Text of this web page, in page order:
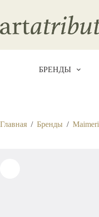
сути
БРЕНДЫ
Главная / Бренды / Maimeri